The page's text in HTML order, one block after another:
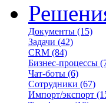
Документы (15)
Задачи (42)
CRM (84)
Бизнес-процессы
Чат-боты (6)
Сотрудники (67)
Импорт/экспорт